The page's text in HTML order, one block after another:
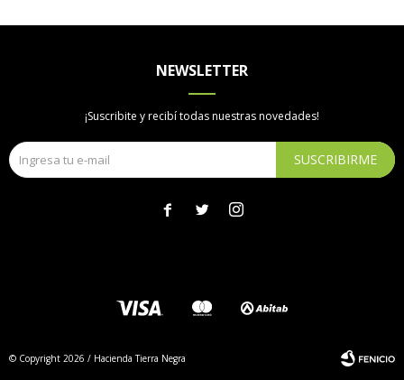
NEWSLETTER
¡Suscribite y recibí todas nuestras novedades!
SUSCRIBIRME
  
© Copyright 2026 / Hacienda Tierra Negra